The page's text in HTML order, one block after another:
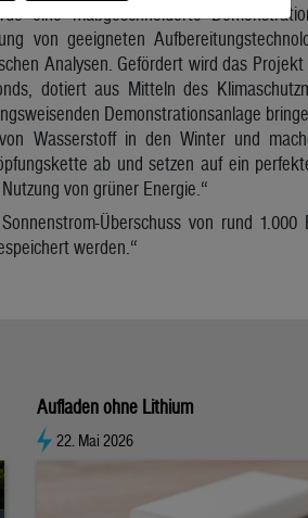
eine maßgeschneiderte
von geeigneten
Analysen. Gefördert wird das
dotiert aus Mitteln des
Demonstrationsanlage
Wasserstoff in den Winter und
ab und setzen auf ein
von grüner Energie.“
Überschuss von rund 1.000
werden.“
Aufladen ohne Lithium
22. Mai 2026